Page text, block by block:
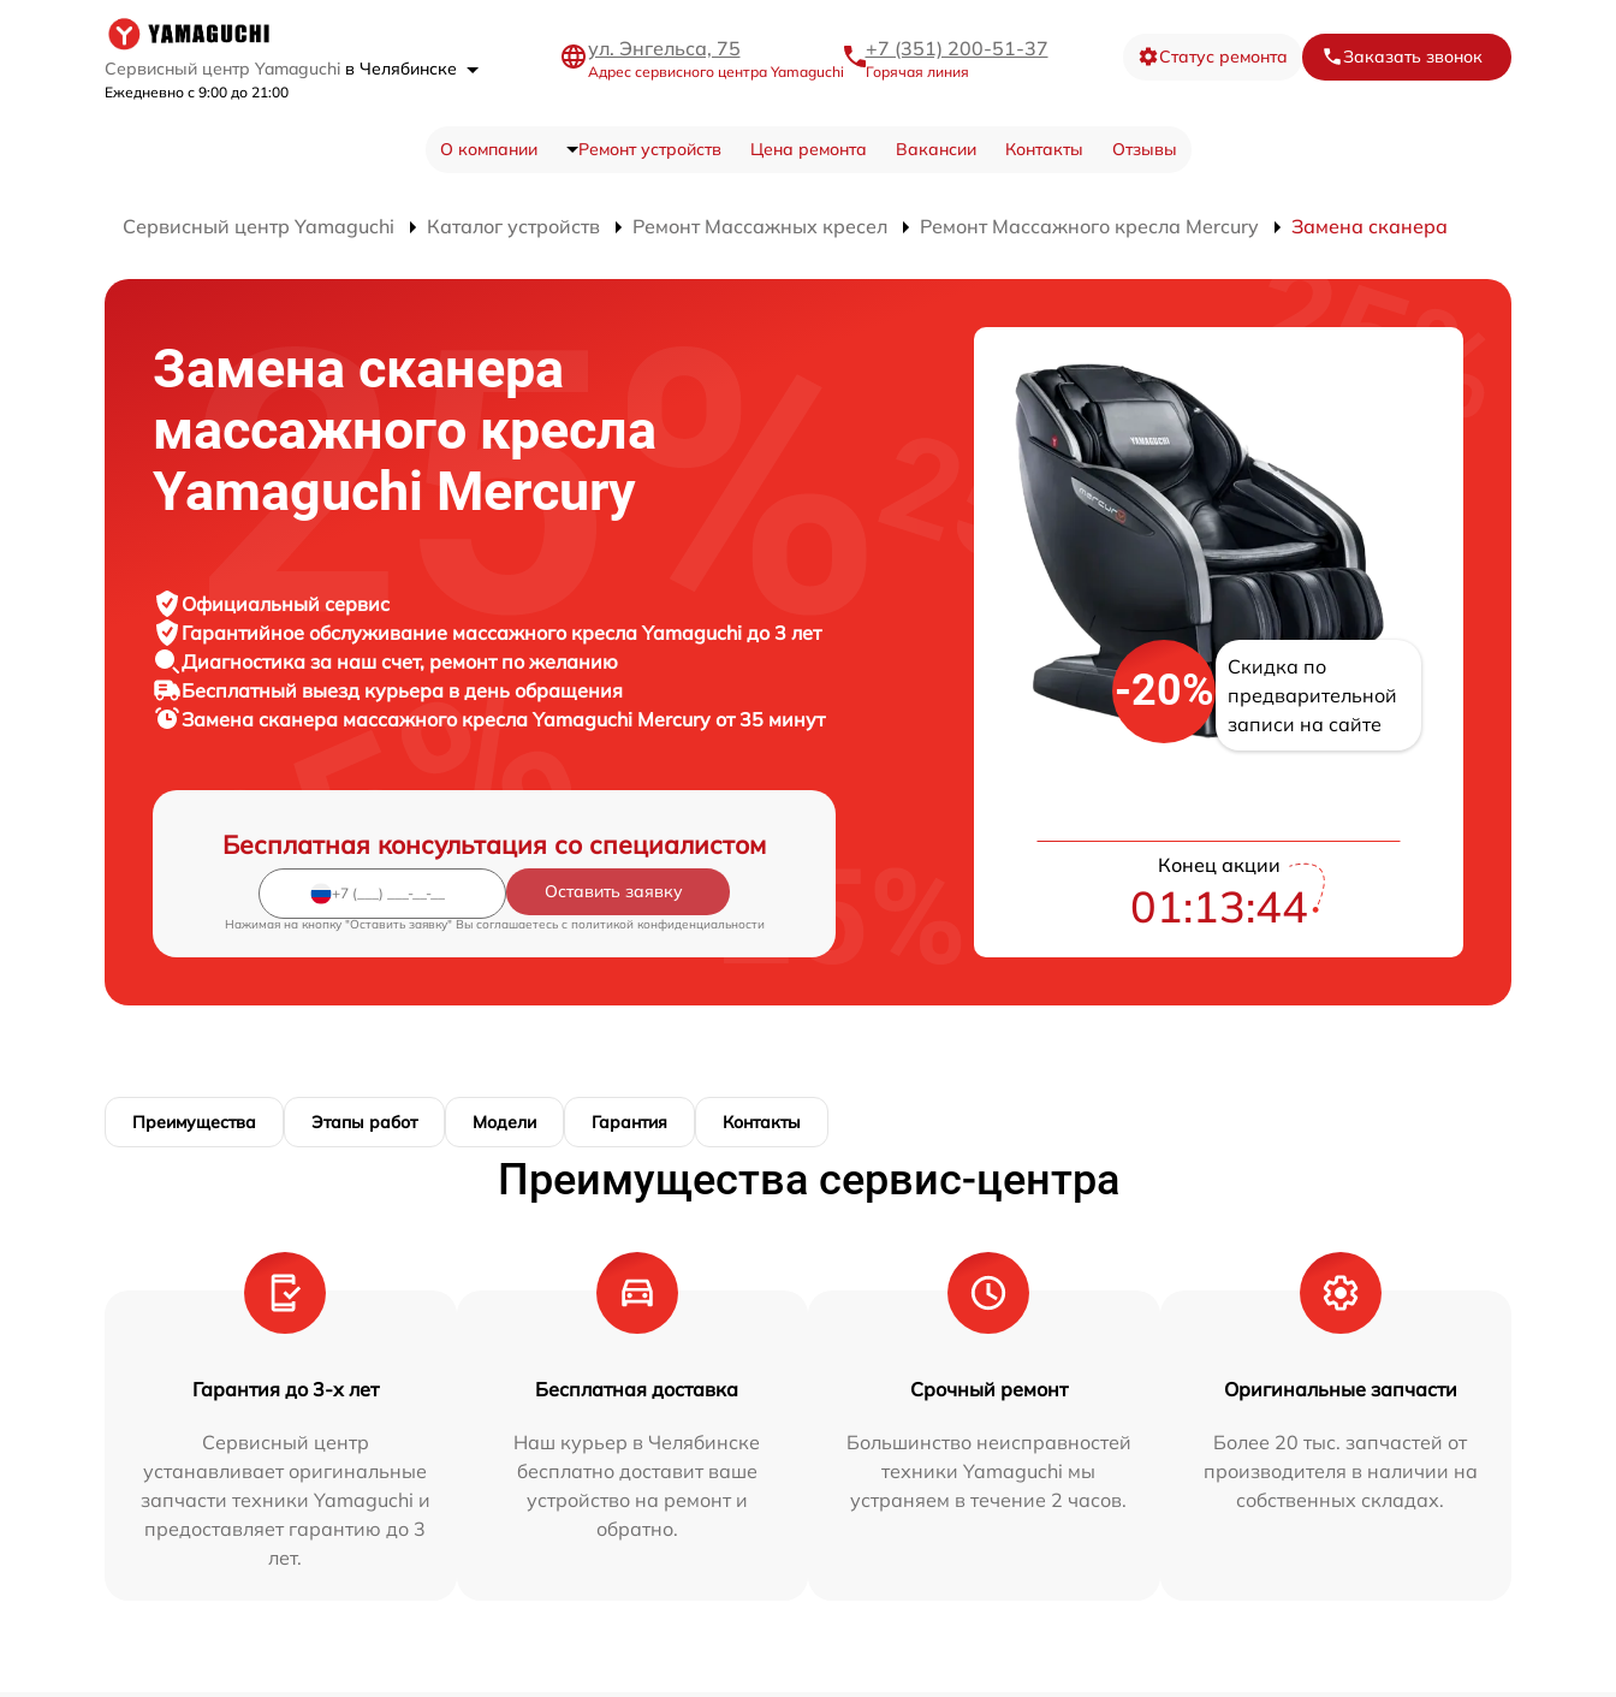
Сервисный центр Yamaguchi в Челябинске
Ежедневно с 9:00 до 21:00
ул. Энгельса, 75
Адрес сервисного центра Yamaguchi
+7 (351) 200-51-37
Горячая линия
Статус ремонта Заказать звонок
О компании Ремонт устройств Цена ремонта Вакансии Контакты Отзывы
Сервисный центр Yamaguchi Каталог устройств Ремонт Массажных кресел Ремонт Массажного кресла Mercury Замена сканера
Замена сканера
массажного кресла
Yamaguchi Mercury
Официальный сервис
Гарантийное обслуживание массажного кресла Yamaguchi до 3 лет
Диагностика за наш счет, ремонт по желанию
Бесплатный выезд курьера в день обращения
Замена сканера массажного креслаYamaguchi Mercury от 35 минут
Бесплатная консультация со специалистом
Оставить заявку
Нажимая на кнопку "Оставить заявку" Вы соглашаетесь c политикой конфиденциальности
-20%
Скидка по
предварительной
записи на сайте
Конец акции
01:13:42
Преимущества Этапы работ Модели Гарантия Контакты
Преимущества сервис-центра
Гарантия до 3-х лет
Сервисный центр
устанавливает оригинальные
запчасти техники Yamaguchi и
предоставляет гарантию до 3
лет.
Бесплатная доставка
Наш курьер в Челябинске
бесплатно доставит ваше
устройство на ремонт и
обратно.
Срочный ремонт
Большинство неисправностей
техники Yamaguchi мы
устраняем в течение 2 часов.
Оригинальные запчасти
Более 20 тыс. запчастей от
производителя в наличии на
собственных складах.